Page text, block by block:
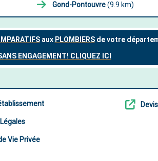
Gond-Pontouvre(9.9 km)
Vie Privée